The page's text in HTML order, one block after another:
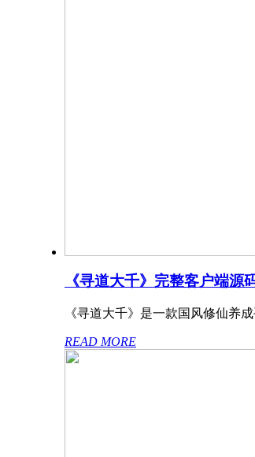
《寻道大千》完整客户端源
《寻道大千》是一款国风修仙养
READ MORE